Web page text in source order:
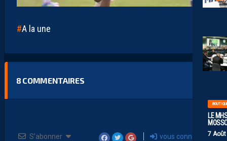
LE
7
A la une
8 COMMENTAIRES
S’abonner vous connecter